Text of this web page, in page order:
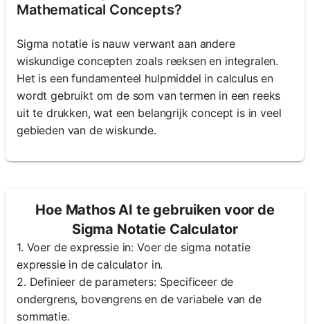
Mathematical Concepts?
Sigma notatie is nauw verwant aan andere
wiskundige concepten zoals reeksen en integralen.
Het is een fundamenteel hulpmiddel in calculus en
wordt gebruikt om de som van termen in een reeks
uit te drukken, wat een belangrijk concept is in veel
gebieden van de wiskunde.
Hoe Mathos AI te gebruiken voor de
Sigma Notatie Calculator
1. Voer de expressie in: Voer de sigma notatie
expressie in de calculator in.
2. Definieer de parameters: Specificeer de
ondergrens, bovengrens en de variabele van de
sommatie.